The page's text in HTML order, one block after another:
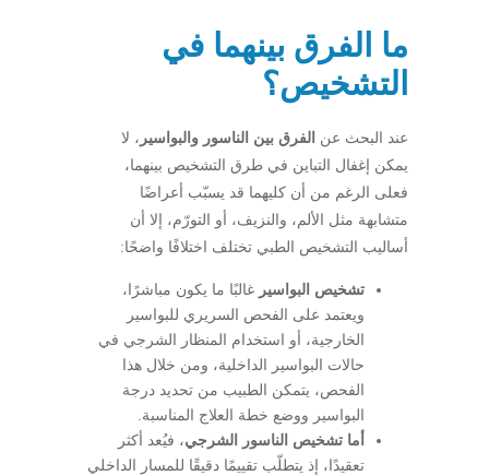
ما الفرق بينهما في
التشخيص؟
عند البحث عن الفرق بين الناسور والبواسير ، لا
يمكن إغفال التباين في طرق التشخيص بينهما،
فعلى الرغم من أن كليهما قد يسبّب أعراضًا
متشابهة مثل الألم، والنزيف، أو التورّم، إلا أن
أساليب التشخيص الطبي تختلف اختلافًا واضحًا:
تشخيص البواسير غالبًا ما يكون مباشرًا،
ويعتمد على الفحص السريري للبواسير
الخارجية، أو استخدام المنظار الشرجي في
حالات البواسير الداخلية، ومن خلال هذا
الفحص، يتمكن الطبيب من تحديد درجة
البواسير ووضع خطة العلاج المناسبة.
أما تشخيص الناسور الشرجي، فيُعد أكثر
تعقيدًا، إذ يتطلّب تقييمًا دقيقًا للمسار الداخلي